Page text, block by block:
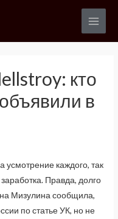
Main
кто
в
усмотрение каждого, так
Правда, долго
Мизулина сообщила,
по статье УК, но не